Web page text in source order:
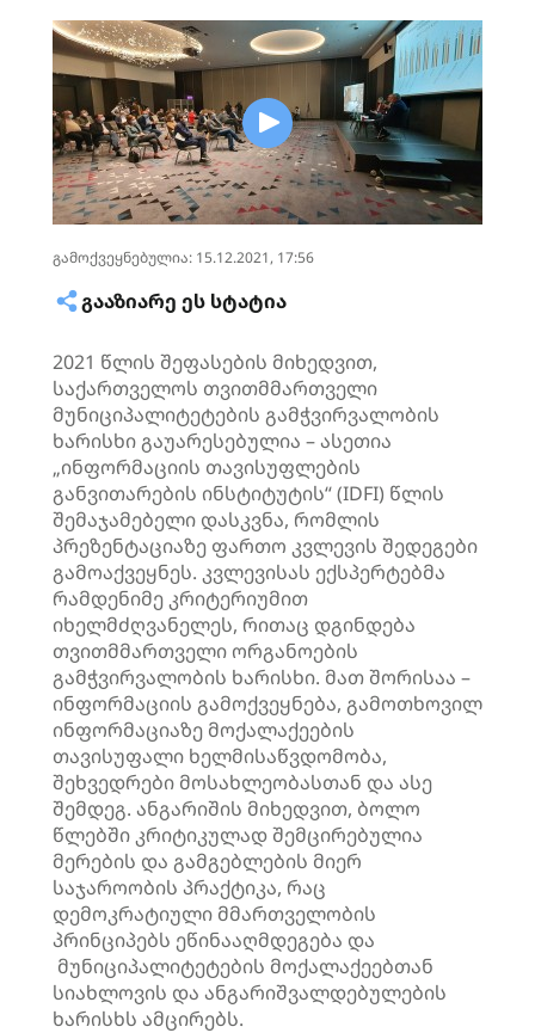
გამოქვეყნებულია: 15.12.2021, 17:56
ᲒᲐᲐᲖᲘᲐᲠᲔ ᲔᲡ ᲡᲢᲐᲢᲘᲐ
2021 წლის შეფასების მიხედვით,
საქართველოს თვითმმართველი
მუნიციპალიტეტების გამჭვირვალობის
ხარისხი გაუარესებულია – ასეთია
„ინფორმაციის თავისუფლების
განვითარების ინსტიტუტის“ (IDFI) წლის
შემაჯამებელი დასკვნა, რომლის
პრეზენტაციაზე ფართო კვლევის შედეგები
გამოაქვეყნეს. კვლევისას ექსპერტებმა
რამდენიმე კრიტერიუმით
იხელმძღვანელეს, რითაც დგინდება
თვითმმართველი ორგანოების
გამჭვირვალობის ხარისხი. მათ შორისაა –
ინფორმაციის გამოქვეყნება, გამოთხოვილ
ინფორმაციაზე მოქალაქეების
თავისუფალი ხელმისაწვდომობა,
შეხვედრები მოსახლეობასთან და ასე
შემდეგ. ანგარიშის მიხედვით, ბოლო
წლებში კრიტიკულად შემცირებულია
მერების და გამგებლების მიერ
საჯაროობის პრაქტიკა, რაც
დემოკრატიული მმართველობის
პრინციპებს ეწინააღმდეგება და
მუნიციპალიტეტების მოქალაქეებთან
სიახლოვის და ანგარიშვალდებულების
ხარისხს ამცირებს.